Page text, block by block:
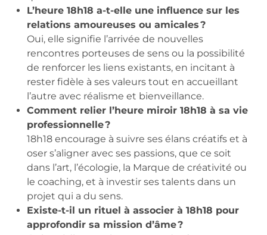
L’heure 18h18 a-t-elle une influence sur les
relations amoureuses ou amicales ?
Oui, elle signifie l’arrivée de nouvelles
rencontres porteuses de sens ou la possibilité
de renforcer les liens existants, en incitant à
rester fidèle à ses valeurs tout en accueillant
l’autre avec réalisme et bienveillance.
Comment relier l’heure miroir 18h18 à sa vie
professionnelle ?
18h18 encourage à suivre ses élans créatifs et à
oser s’aligner avec ses passions, que ce soit
dans l’art, l’écologie, la Marque de créativité ou
le coaching, et à investir ses talents dans un
projet qui a du sens.
Existe-t-il un rituel à associer à 18h18 pour
approfondir sa mission d’âme ?